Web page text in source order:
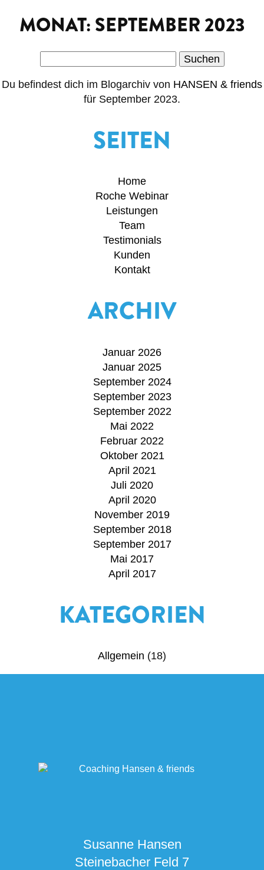
MONAT:SEPTEMBER 2023
Du befindest dich im Blogarchiv von HANSEN & friends
für September 2023.
SEITEN
Home
Roche Webinar
Leistungen
Team
Testimonials
Kunden
Kontakt
ARCHIV
Januar 2026
Januar 2025
September 2024
September 2023
September 2022
Mai 2022
Februar 2022
Oktober 2021
April 2021
Juli 2020
April 2020
November 2019
September 2018
September 2017
Mai 2017
April 2017
KATEGORIEN
Allgemein (18)
Susanne Hansen
Steinebacher Feld 7